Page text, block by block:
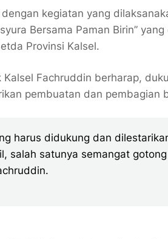
kegiatan yang
Bersama Paman Birin”
Provinsi Kalsel.
Kalsel Fachruddin berharap,
pembuatan dan pembagian
harus didukung dan
salah satunya semangat